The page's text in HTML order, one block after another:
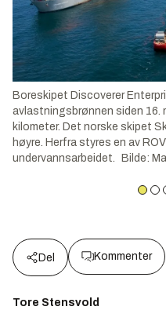
Boreskipet Discoverer
avlastningsbrønnen siden 16.
kilometer. Det norske skipet
høyre. Herfra styres en av
undervannsarbeidet.
Bilde:
Del Kommenter
Tore Stensvold